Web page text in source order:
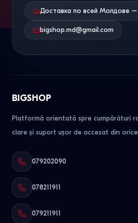
Доставка по всей Молдове
bigshop.md@gmail.com
BIGSHOP
Platformă orientată spre cumpărături
clare și suport ușor de accesat din
079202090
078211911
079211911